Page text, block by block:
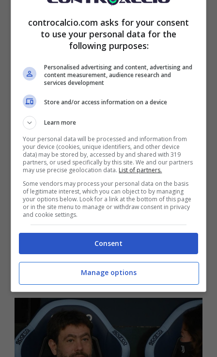
Agnelli: “Deve tornare, lui
ama il calcio”
Rimmenigge chiama Andrea Agnelli, ex
presidente della Juventusche si è tagliato
dello scorso anno dalla Juve. Ecco, ai
microfoni deIl Corriere della Sera
cos’ha detto:“Uno come lui deve tornare, mi
è dispiaciuto per come sono andate le cose.
Il nostro era un rapporto amichevole, così
come quello che lui aveva con Ceferin, che
pure è rimasto amareggiato da tutto quello
che è successo. Spero che Agnelli torni,
parliamo di uno che dà tutto per il calcio, è
uno di quelli che ama davvero questo sport”.
controcalcio.com asks for your consent
to use your personal data for the
following purposes:
Personalised advertising and content, advertising and
content measurement, audience research and
services development
Store and/or access information on a device
Learn more
Your personal data will be processed and information from
your device (cookies, unique identifiers, and other device
data) may be stored by, accessed by and shared with 319
partners, or used specifically by this site. We and our partners
may use precise geolocation data. List of partners.
Some vendors may process your personal data on the basis
of legitimate interest, which you can object to by managing
your options below. Look for a link at the bottom of this page
or in the site menu to manage or withdraw consent in privacy
and cookie settings.
Consent
Manage options